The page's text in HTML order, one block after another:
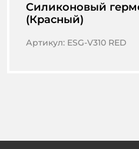
Cиликоновый
(Красный)
Артикул: ESG-V310 RED